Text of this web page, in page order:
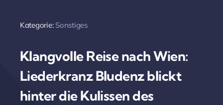
Kategorie: Sonstiges
Klangvolle Reise nach Wien:
Liederkranz Bludenz blickt
hinter die Kulissen des